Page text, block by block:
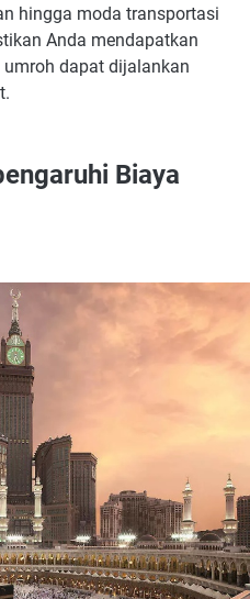
hingga moda transportasi
Anda mendapatkan
dapat dijalankan
Biaya